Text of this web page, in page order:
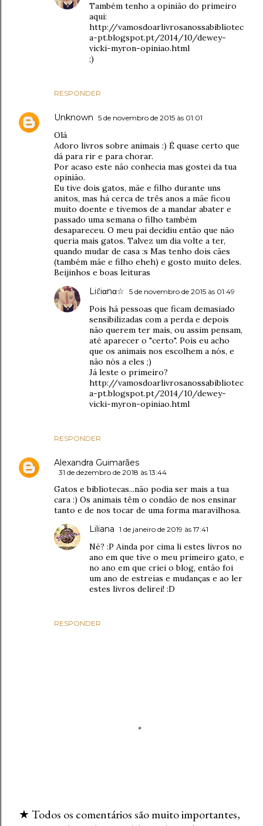
RESPONDER
Também tenho a opinião do primeiro
aqui:
http://vamosdoarlivrosanossabibliotec
a-pt.blogspot.pt/2014/10/dewey-
vicki-myron-opiniao.html
;)
Unknown 5 de novembro de 2015 às 01:01
Olá
Adoro livros sobre animais :) É quase certo que
dá para rir e para chorar.
Por acaso este não conhecia mas gostei da tua
opinião.
Eu tive dois gatos, mãe e filho durante uns
anitos, mas há cerca de três anos a mãe ficou
muito doente e tivemos de a mandar abater e
passado uma semana o filho também
desapareceu. O meu pai decidiu então que não
queria mais gatos. Talvez um dia volte a ter,
quando mudar de casa :s Mas tenho dois cães
(também mãe e filho eheh) e gosto muito deles.
Beijinhos e boas leituras
RESPONDER
Liℓiαnα☆ 5 de novembro de 2015 às 01:49
Pois há pessoas que ficam demasiado
sensibilizadas com a perda e depois
não querem ter mais, ou assim pensam,
até aparecer o "certo". Pois eu acho
que os animais nos escolhem a nós, e
não nós a eles ;)
Já leste o primeiro?
http://vamosdoarlivrosanossabibliotec
a-pt.blogspot.pt/2014/10/dewey-
vicki-myron-opiniao.html
Alexandra Guimarães
31 de dezembro de 2018 às 13:44
Gatos e bibliotecas...não podia ser mais a tua
cara :) Os animais têm o condão de nos ensinar
tanto e de nos tocar de uma forma maravilhosa.
RESPONDER
Liliana 1 de janeiro de 2019 às 17:41
Né? :P Ainda por cima li estes livros no
ano em que tive o meu primeiro gato, e
no ano em que criei o blog, então foi
um ano de estreias e mudanças e ao ler
estes livros delirei! :D
★ Todos os comentários são muito importantes,